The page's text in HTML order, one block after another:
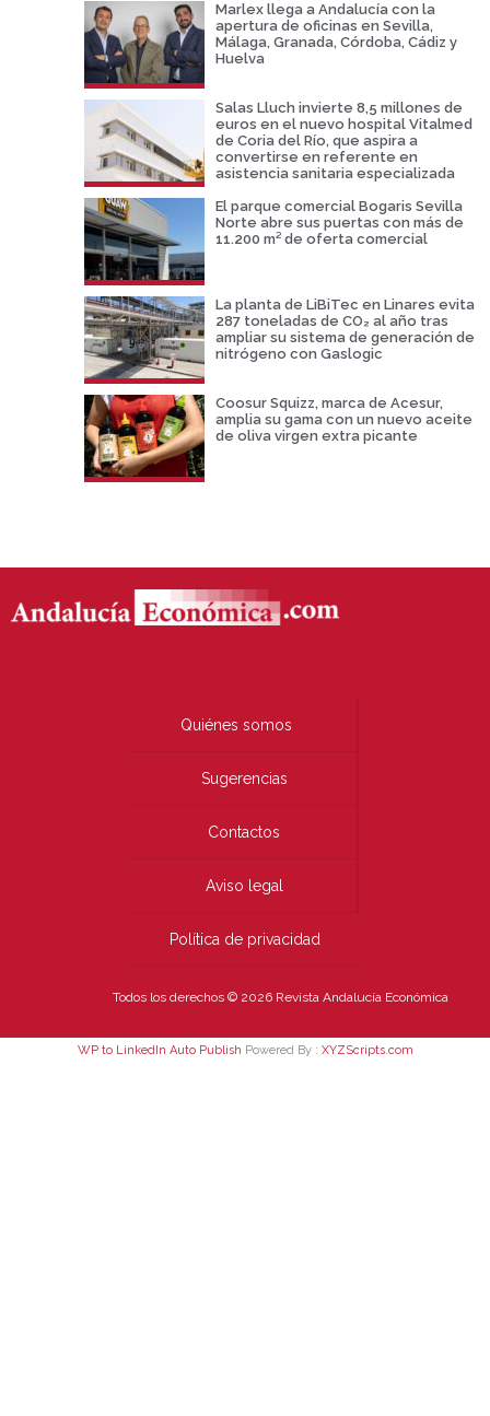
Marlex llega a Andalucía con la
apertura de oficinas en Sevilla,
Málaga, Granada, Córdoba, Cádiz y
Huelva
Salas Lluch invierte 8,5 millones de
euros en el nuevo hospital Vitalmed
de Coria del Río, que aspira a
convertirse en referente en
asistencia sanitaria especializada
El parque comercial Bogaris Sevilla
Norte abre sus puertas con más de
11.200 m² de oferta comercial
La planta de LiBiTec en Linares evita
287 toneladas de CO₂ al año tras
ampliar su sistema de generación de
nitrógeno con Gaslogic
Coosur Squizz, marca de Acesur,
amplia su gama con un nuevo aceite
de oliva virgen extra picante
Quiénes somos
Sugerencias
Contactos
Aviso legal
Política de privacidad
Todos los derechos © 2026 Revista Andalucía Económica
WP to LinkedIn Auto Publish Powered By : XYZScripts.com